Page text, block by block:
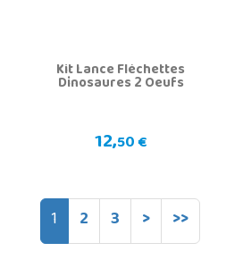
Kit Lance Fléchettes
Dinosaures 2 Oeufs
12,50 €
1 2 3 > >>